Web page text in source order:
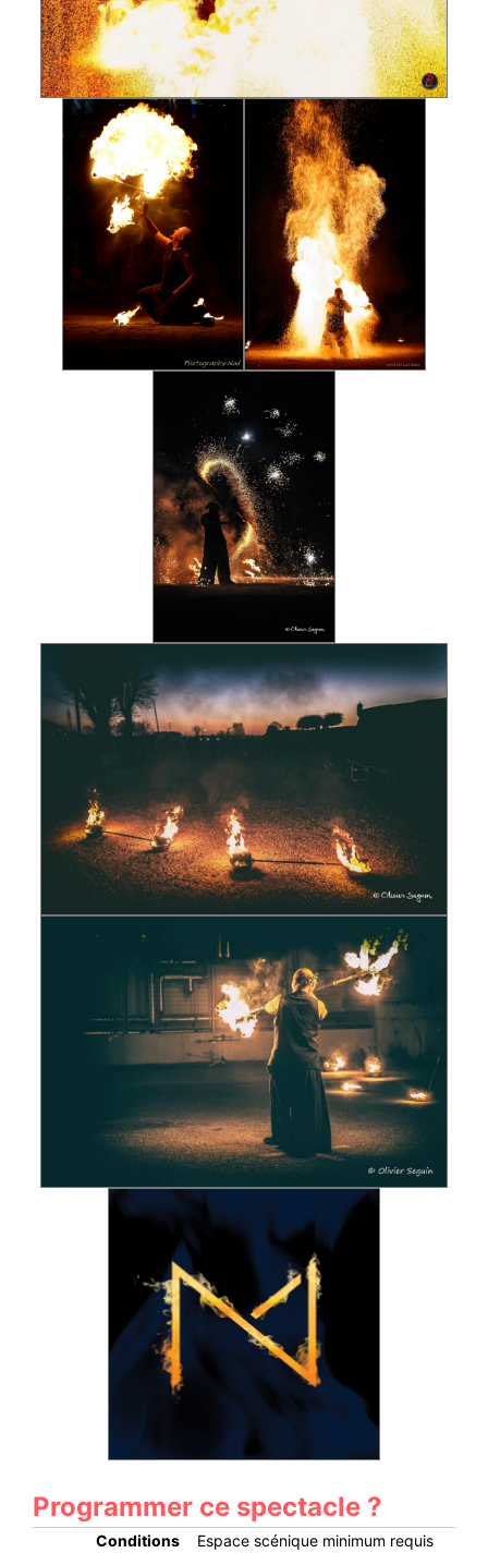
Programmer ce spectacle ?
Conditions
Espace scénique minimum requis